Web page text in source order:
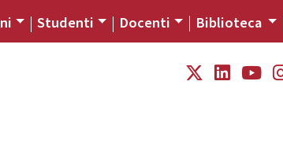
Studenti Docenti Biblioteca